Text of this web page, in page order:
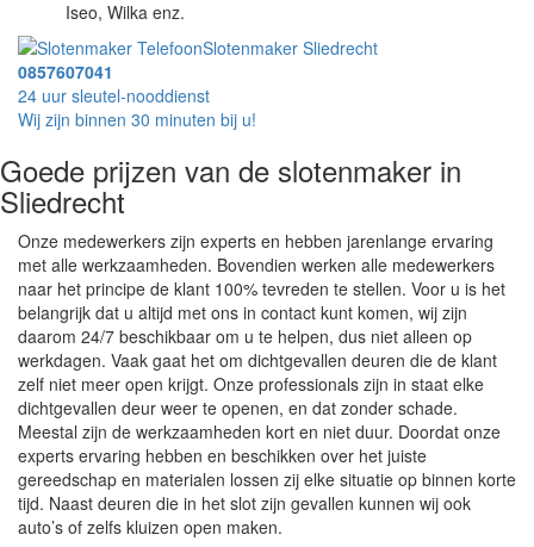
Iseo, Wilka enz.
Slotenmaker Sliedrecht
0857607041
24 uur sleutel-nooddienst
Wij zijn binnen 30 minuten bij u!
Goede prijzen van de slotenmaker in
Sliedrecht
Onze medewerkers zijn experts en hebben jarenlange ervaring
met alle werkzaamheden. Bovendien werken alle medewerkers
naar het principe de klant 100% tevreden te stellen. Voor u is het
belangrijk dat u altijd met ons in contact kunt komen, wij zijn
daarom 24/7 beschikbaar om u te helpen, dus niet alleen op
werkdagen. Vaak gaat het om dichtgevallen deuren die de klant
zelf niet meer open krijgt. Onze professionals zijn in staat elke
dichtgevallen deur weer te openen, en dat zonder schade.
Meestal zijn de werkzaamheden kort en niet duur. Doordat onze
experts ervaring hebben en beschikken over het juiste
gereedschap en materialen lossen zij elke situatie op binnen korte
tijd. Naast deuren die in het slot zijn gevallen kunnen wij ook
auto’s of zelfs kluizen open maken.